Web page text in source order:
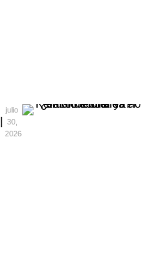
julio
30,
2026